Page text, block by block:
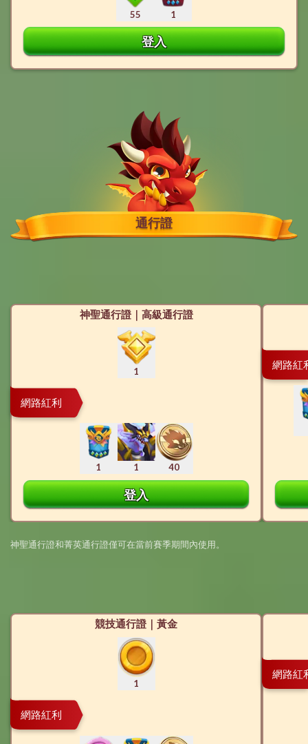
55 1
登入
通行證
神聖通行證｜高級通行證
1
網路紅利
1 1 40
登入
網路紅
神聖通行證和菁英通行證僅可在當前賽季期間內使用。
競技通行證｜黃金
1
網路紅利
網路紅